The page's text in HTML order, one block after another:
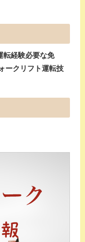
転経験必要な免
ークリフト運転技